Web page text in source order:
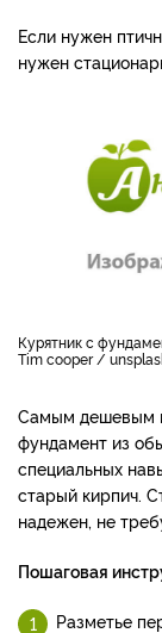
Если нужен
нужен
Курятник с фундаментом позволяет содержать кур круглый год (фото
Tim cooper /
Самым дешевым
фундамент из
специальных
старый кирпич.
надежен, не
Пошаговая
Разметье